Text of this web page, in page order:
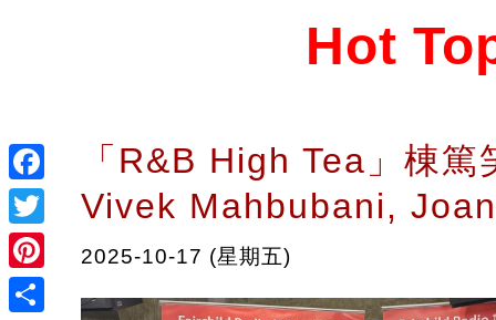
Facebook
Twitter
Pinterest
Hot
「R&B High Tea」棟篤
Vivek Mahbubani,
2025-10-17 (星期五)